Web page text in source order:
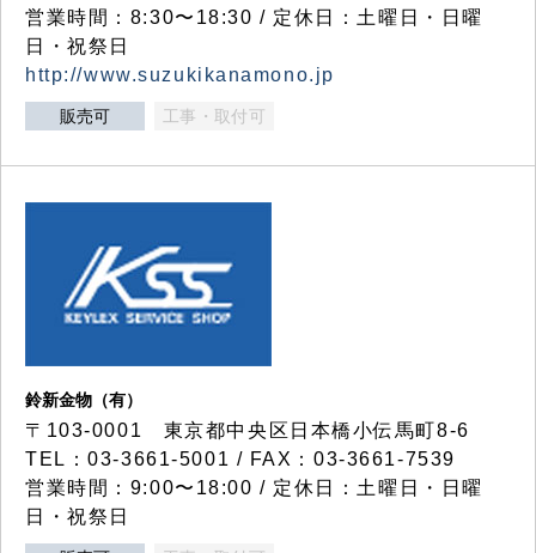
営業時間：8:30〜18:30 / 定休日：土曜日・日曜
日・祝祭日
http://www.suzukikanamono.jp
販売可 工事・取付可
鈴新金物（有）
〒103-0001 東京都中央区日本橋小伝馬町8-6
TEL：03-3661-5001 / FAX：03-3661-7539
営業時間：9:00〜18:00 / 定休日：土曜日・日曜
日・祝祭日